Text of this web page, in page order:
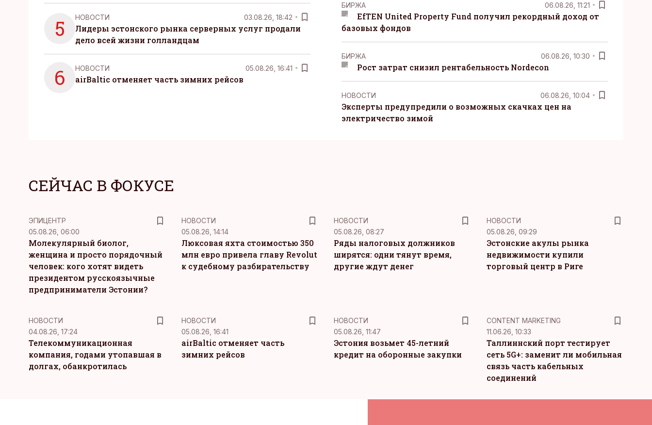
5 НОВОСТИ 03.08.26, 18:42
Лидеры эстонского рынка серверных услуг продали
дело всей жизни голландцам
6 НОВОСТИ 05.08.26, 16:41
airBaltic отменяет часть зимних рейсов
БИРЖА 06.08.26, 11:21
EfTEN United Property Fund получил рекордный доход от
базовых фондов
БИРЖА 06.08.26, 10:30
Рост затрат снизил рентабельность Nordecon
НОВОСТИ 06.08.26, 10:04
Эксперты предупредили о возможных скачках цен на
электричество зимой
СЕЙЧАС В ФОКУСЕ
ЭПИЦЕНТР
05.08.26, 06:00
Молекулярный биолог,
женщина и просто порядочный
человек: кого хотят видеть
президентом русскоязычные
предприниматели Эстонии?
НОВОСТИ
05.08.26, 14:14
Люксовая яхта стоимостью 350
млн евро привела главу Revolut
к судебному разбирательству
НОВОСТИ
05.08.26, 08:27
Ряды налоговых должников
ширятся: одни тянут время,
другие ждут денег
НОВОСТИ
05.08.26, 09:29
Эстонские акулы рынка
недвижимости купили
торговый центр в Риге
НОВОСТИ
04.08.26, 17:24
Телекоммуникационная
компания, годами утопавшая в
долгах, обанкротилась
НОВОСТИ
05.08.26, 16:41
airBaltic отменяет часть
зимних рейсов
НОВОСТИ
05.08.26, 11:47
Эстония возьмет 45-летний
кредит на оборонные закупки
KM
CONTENT MARKETING
11.06.26, 10:33
Таллиннский порт тестирует
сеть 5G+: заменит ли мобильная
связь часть кабельных
соединений